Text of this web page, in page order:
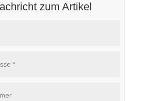
zum Artikel